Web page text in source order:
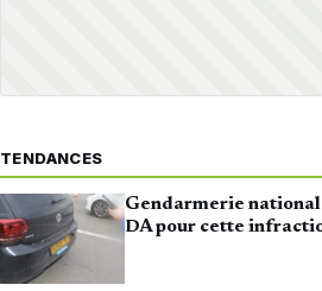
TENDANCES
Gendarmerie
DA pour cette